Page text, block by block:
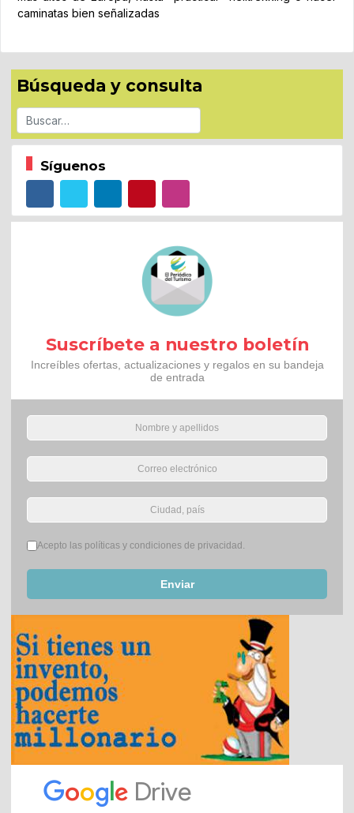
caminatas bien señalizadas
Búsqueda y consulta
Buscar
Síguenos
Suscríbete a nuestro boletín
Increíbles ofertas, actualizaciones y regalos en su bandeja
de entrada
Términos del servicio*
Acepto las políticas y condiciones de privacidad.
Enviar